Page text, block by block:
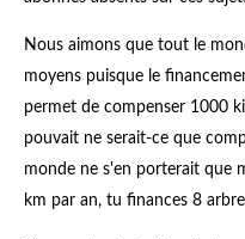
Nous aimons que tout le
moyens puisque le
permet de compenser 1000
pouvait ne serait-ce que
monde ne s'en porterait que
km par an, tu finances 8